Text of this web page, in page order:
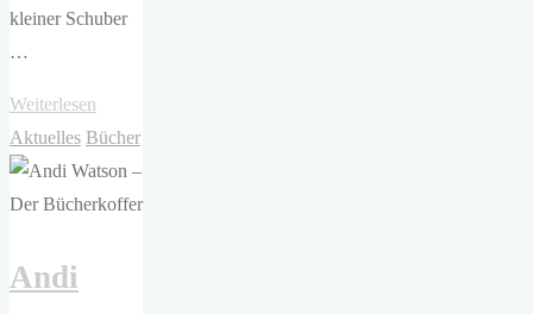
kleiner Schuber
…
Weiterlesen
Wells,
Anne
Rabe,
Aktuelles Bücher
Andi